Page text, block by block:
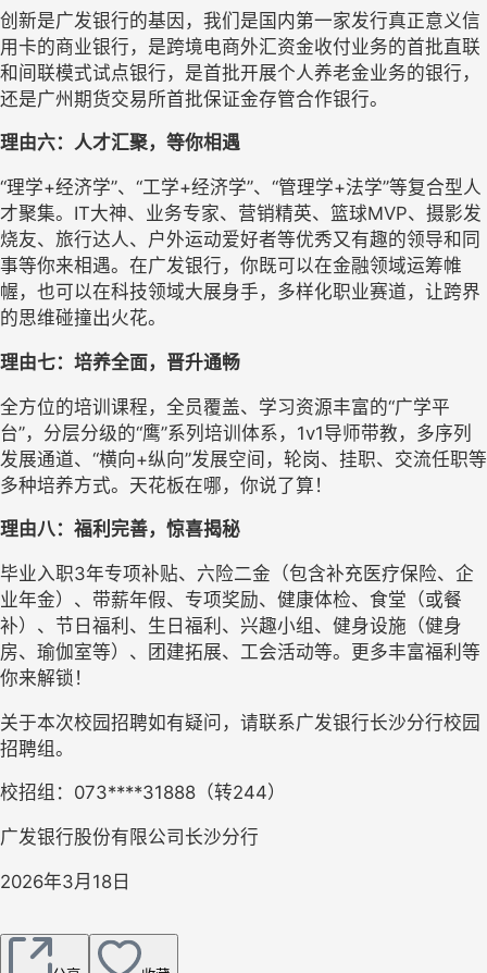
创新是广发银行的基因，我们是国内第一家发行真正意义信
用卡的商业银行，是跨境电商外汇资金收付业务的首批直联
和间联模式试点银行，是首批开展个人养老金业务的银行，
还是广州期货交易所首批保证金存管合作银行。
理由六： 人才汇聚， 等你相遇
“理学+经济学”、“工学+经济学”、“管理学+法学”等复合型人
才聚集。 IT大神、业务专家、营销精英、 篮球MVP、 摄影发
烧友、旅行达人、户外运动爱好者等优秀又有趣的领导和同
事等你来相遇。在广发银行，你既可以在金融领域运筹帷
幄，也可以在科技领域大展身手，多样化职业赛道，让跨界
的思维碰撞出火花。
理由七： 培养全面，晋升通畅
全方位的培训课程，全员覆盖、学习资源丰富的“广学平
台”，分层分级的“鹰”系列培训体系，1v1导师带教，多序列
发展通道、“横向+纵向”发展空间，轮岗、挂职、交流任职等
多种培养方式。天花板在哪，你说了算！
理由八：福利完善，惊喜揭秘
毕业入职3年专项补贴、六险二金（包含补充医疗保险、企
业年金）、带薪年假、专项奖励、健康体检、食堂（或餐
补）、节日福利、生日福利、兴趣小组、健身设施（健身
房、瑜伽室等）、团建拓展、工会活动等。更多丰富福利等
你来解锁！
关于本次校园招聘如有疑问，请联系广发银行长沙分行校园
招聘组。
校招组： 073****31888（转244）
广发银行股份有限公司长沙分行
2026年3月 18日